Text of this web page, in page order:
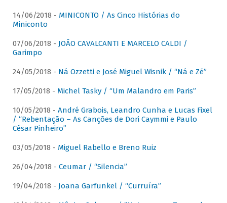
14/06/2018 - MINICONTO / As Cinco Histórias do
Miniconto
07/06/2018 - JOÃO CAVALCANTI E MARCELO CALDI /
Garimpo
24/05/2018 - Ná Ozzetti e José Miguel Wisnik / “Ná e Zé”
17/05/2018 - Michel Tasky / “Um Malandro em Paris”
10/05/2018 - André Grabois, Leandro Cunha e Lucas Fixel
/ “Rebentação – As Canções de Dori Caymmi e Paulo
César Pinheiro”
03/05/2018 - Miguel Rabello e Breno Ruiz
26/04/2018 - Ceumar / “Silencia”
19/04/2018 - Joana Garfunkel / “Curruíra”